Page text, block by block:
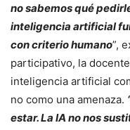
no sabemos qué
inteligencia artificial
con criterio humano”,
participativo, la
inteligencia artificial
no como una amenaza.
estar. La IA no nos